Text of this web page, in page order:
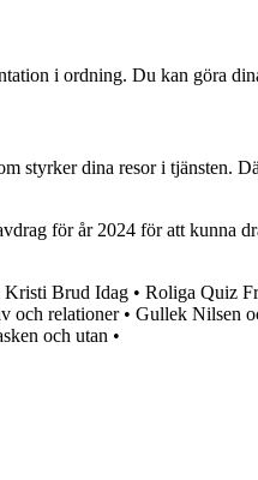
i ordning. Du kan göra
dina resor i tjänsten.
för år 2024 för att kunna
Kristi Brud Idag • Roliga Quiz
och relationer• Gullek Nilsen
och utan •